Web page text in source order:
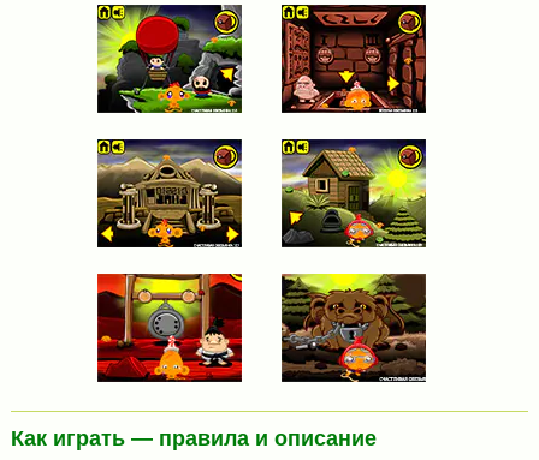
Как играть — правила и описание